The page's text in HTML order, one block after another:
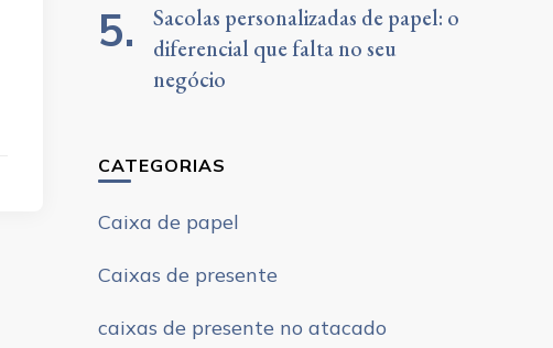
Sacolas personalizadas de papel: o
diferencial que falta no seu
negócio
CATEGORIAS
Caixa de papel
Caixas de presente
caixas de presente no atacado